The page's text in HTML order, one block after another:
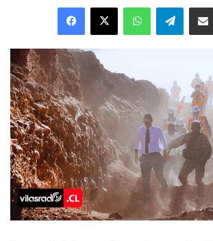
Facebook
X WhatsApp